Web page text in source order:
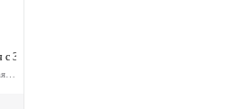
3D-регулировкой